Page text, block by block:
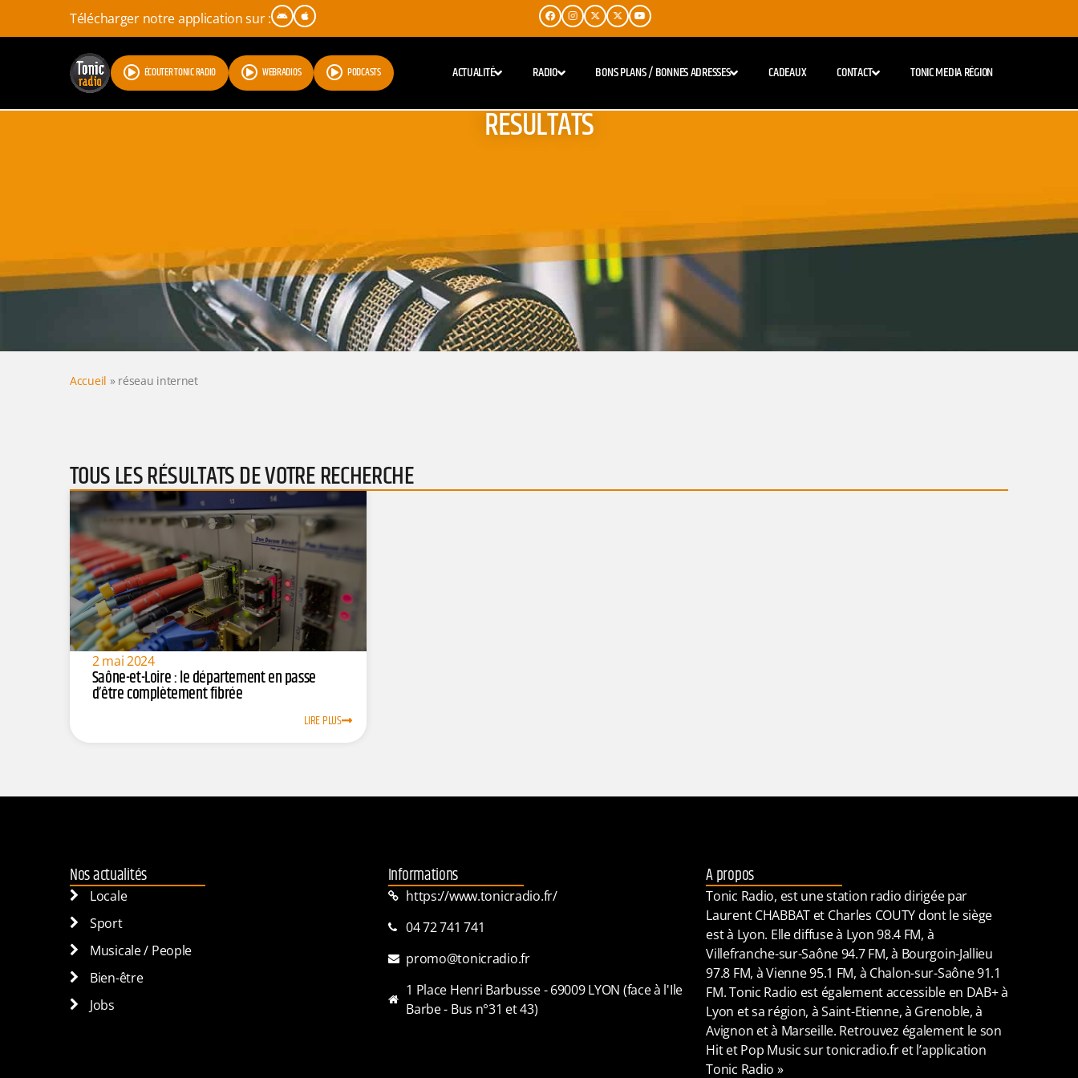
Télécharger notre application sur :
ÉCOUTER TONIC RADIO WEBRADIOS PODCASTS ACTUALITÉ RADIO BONS PLANS / BONNES ADRESSES CADEAUX CONTACT TONIC MEDIA RÉGION
RESULTATS
Accueil » réseau internet
TOUS LES RÉSULTATS DE VOTRE RECHERCHE
2 mai 2024
Saône-et-Loire : le département en passe
d’être complètement fibrée
LIRE PLUS
Nos actualités
Locale
Sport
Musicale / People
Bien-être
Jobs
Informations
https://www.tonicradio.fr/
04 72 741 741
promo@tonicradio.fr
1 Place Henri Barbusse - 69009 LYON (face à l'Ile
Barbe - Bus n°31 et 43)
A propos
Tonic Radio, est une station radio dirigée par
Laurent CHABBAT et Charles COUTY dont le siège
est à Lyon. Elle diffuse à Lyon 98.4 FM, à
Villefranche-sur-Saône 94.7 FM, à Bourgoin-Jallieu
97.8 FM, à Vienne 95.1 FM, à Chalon-sur-Saône 91.1
FM. Tonic Radio est également accessible en DAB+ à
Lyon et sa région, à Saint-Etienne, à Grenoble, à
Avignon et à Marseille. Retrouvez également le son
Hit et Pop Music sur tonicradio.fr et l’application
Tonic Radio »